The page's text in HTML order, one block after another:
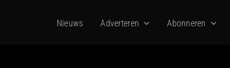
Nieuws Adverteren Abonneren